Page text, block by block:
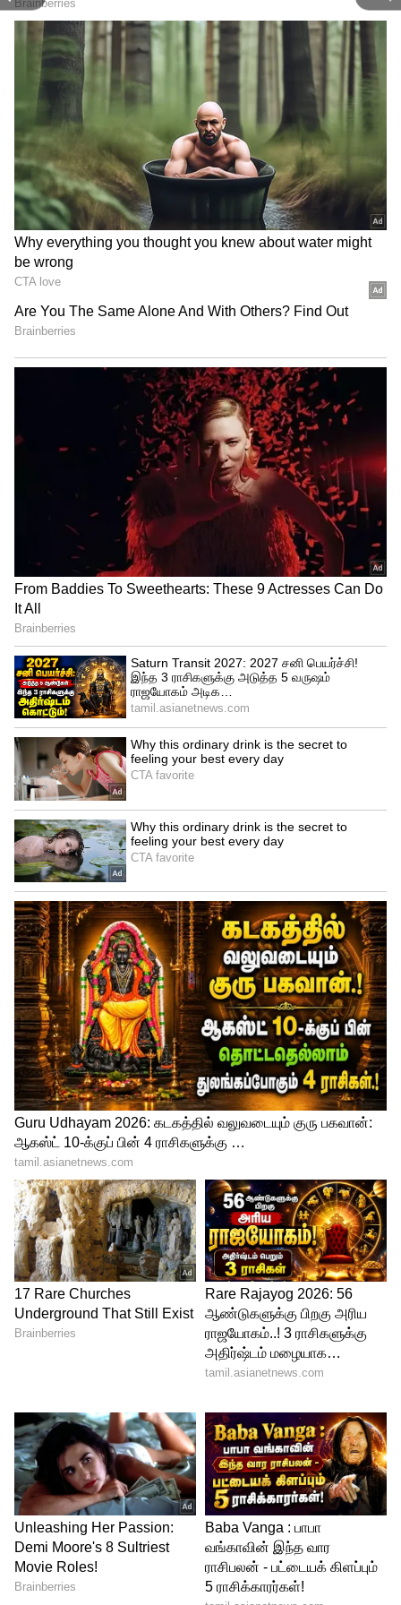
காட்டிலும் மென்மையான வாய் மற்றும்
சுத்திகரிக்கப்பட்ட சுவை கொண்டது. இளம்
ஆட்டுக்கறியில் வைட்டமின்கள் மற்றும்
கொழுப்புகள் அதிகம் உள்ளது.
ஆட்டிறைச்சி
இது தான் மட்டன் என்று கூறப்படுகிறது.
பொதுவாக இரண்டு வயதுக்கு மேற்பட்ட
வயதான ஆடுகளில் இருந்து வருகிறது.
ஆட்டுக்குட்டியின் இறைச்சியை விட
சதை கொண்டது, மேலும் இந்த மட்டன்
செம்மறி ஆட்டிறைச்சி
ஆட்டுக்குட்டி இறைச்சியை விட செம்மறி
ஆட்டின் இறைச்சி லேசானது சற்று
இனிமையானது, மேலும் இது அனைத்து
சிவப்பு இறைச்சிகளிலும்
ஆரோக்கியமானதாக கருதப்படுகிறது.
ஆட்டு இறைச்சியில் மட்டன் அல்லது இளம்
ஆட்டுக்கறியை விட அதிக புரதம் உள்ளது
மற்றும் தாதுக்கள் நிறைந்துள்ளது.
ஆட்டுக்குட்டி இறைச்சியை விட இது
குறைந்த கொலஸ்ட்ரால் அளவு மற்றும்
அதிக அளவு இரும்பு உள்ளது.
செம்மறி ஆடுகள் மேய்ச்சல் நிலங்களில்
மேய்கின்றன. அதாவது அவை புல்லை
உண்கின்றன. அதனால்தான் ஆடு இறைச்சி
சிறந்தது என்று கூறப்படுகிறது, செம்மறி
ஆடுகள் மேய்ச்சலின் போது மூலிகைகளை
சாப்பிடுகின்றன. எனவே இது
ஆரோக்கியமானதாக கருதப்படுகிறது.
எனர்ஜியையும் அழகையும்
அள்ளித்தரும் 5 ஸ்டைலிஷ் டிசைன்ஸ்!
vellai paniyaram recipe: காரைக்குடி
ஸ்பெஷல் வெள்ளைப் பனியாரம் இப்படி
ஒருமுறை செய்து பாருங்க
3
5